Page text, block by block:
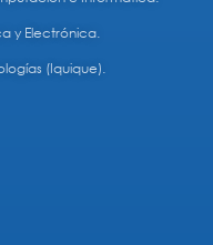
y Electrónica.
(Iquique).